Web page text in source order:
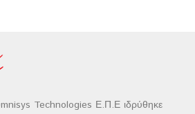
Technologies Ε.Π.Ε ιδρύθηκε